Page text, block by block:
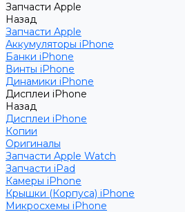
Запчасти Apple
Назад
Запчасти Apple
Аккумуляторы iPhone
Банки iPhone
Винты iPhone
Динамики iPhone
Дисплеи iPhone
Назад
Дисплеи iPhone
Копии
Оригиналы
Запчасти Apple Watch
Запчасти iPad
Камеры iPhone
Крышки (Корпуса) iPhone
Микросхемы iPhone